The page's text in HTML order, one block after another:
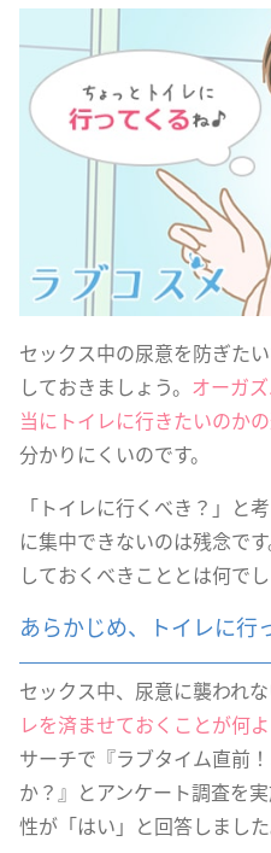
セックス中の尿意を防ぎた
しておきましょう。 オーガ
当にトイレに行きたいのか
分かりにくいのです。
「トイレに行くべき？」と
に集中できないのは残念で
しておくべきこととは何でし
あらかじめ、トイレに行
セックス中、尿意に襲われ
レを済ませておくことが何
サーチで『ラブタイム直前
か？』とアンケート調査を
性が「はい」と回答しました